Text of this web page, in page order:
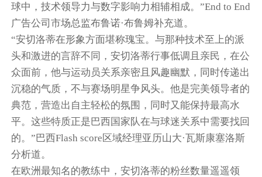
球中，技术领导力与数字影响力相辅相成。”End to End
广告公司市场总监布鲁诺·布鲁姆补充道。
“安切洛蒂在形象方面堪称瑰宝。与那种技术至上的派
头和激进的言辞不同，安切洛蒂行事低调且亲民，在公
众面前，他与运动员关系亲密且风趣幽默，同时传递出
沉稳的气质，不与赛场明星争风头。他是完美领导者的
典范，营造出自主轻松的氛围，同时又能保持最高水
平。这些特质正是巴西国家队在与球迷关系中需要找回
的。”巴西Flash score区域经理亚历山大·瓦斯康塞洛斯
分析道。
在欧洲最知名的教练中，安切洛蒂的粉丝数量遥遥领